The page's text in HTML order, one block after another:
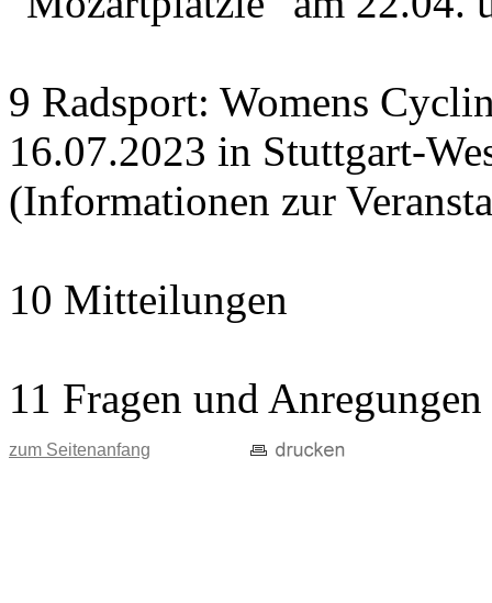
9 Radsport: Womens
16.07.2023 in Stuttgart-
(Informationen zur
10 Mitteilungen
11 Fragen und Anregungen
zum Seitenanfang